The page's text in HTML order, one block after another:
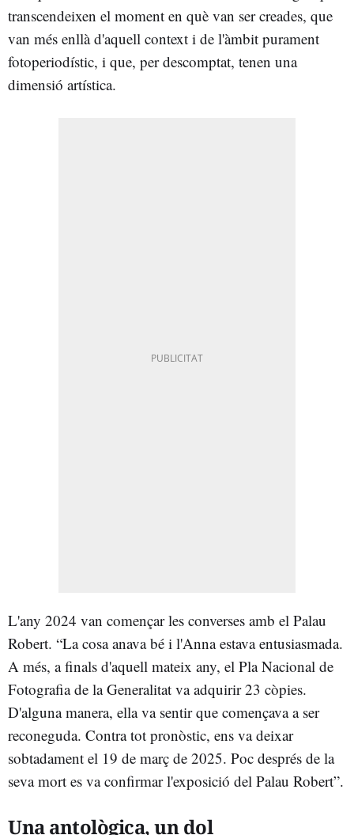
transcendeixen el moment en què van ser creades, que
van més enllà d'aquell context i de l'àmbit purament
fotoperiodístic, i que, per descomptat, tenen una
dimensió artística.
L'any 2024 van començar les converses amb el Palau
Robert. “La cosa anava bé i l'Anna estava entusiasmada.
A més, a finals d'aquell mateix any, el Pla Nacional de
Fotografia de la Generalitat va adquirir 23 còpies.
D'alguna manera, ella va sentir que començava a ser
reconeguda. Contra tot pronòstic, ens va deixar
sobtadament el 19 de març de 2025. Poc després de la
seva mort es va confirmar l'exposició del Palau Robert”.
Una antològica, un dol